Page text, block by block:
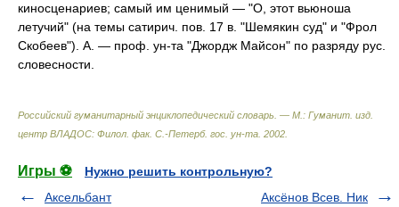
киносценариев; самый им ценимый — "О, этот вьюноша
летучий" (на темы сатирич. пов. 17 в. "Шемякин суд" и "Фрол
Скобеев"). А. — проф. ун-та "Джордж Майсон" по разряду рус.
словесности.
Российский гуманитарный энциклопедический словарь. — М.: Гуманит. изд.
центр ВЛАДОС: Филол. фак. С.-Петерб. гос. ун-та 2002
Игры ⚽
Нужно решить контрольную?
Аксельбант
Аксёнов Всев. Ник